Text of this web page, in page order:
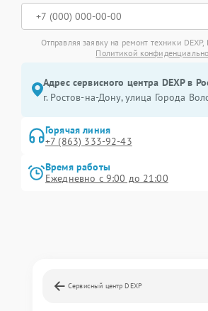
Отправляя заявку на ремонт техники DEXP,
Политикой
Адрес сервисного центра DEXP в
г. Ростов-на-Дону, улица Города
Горячая линия
+7 (863) 333-92-43
Время работы
Ежедневно с 9:00 до 21:00
Сервисный центр DEXP